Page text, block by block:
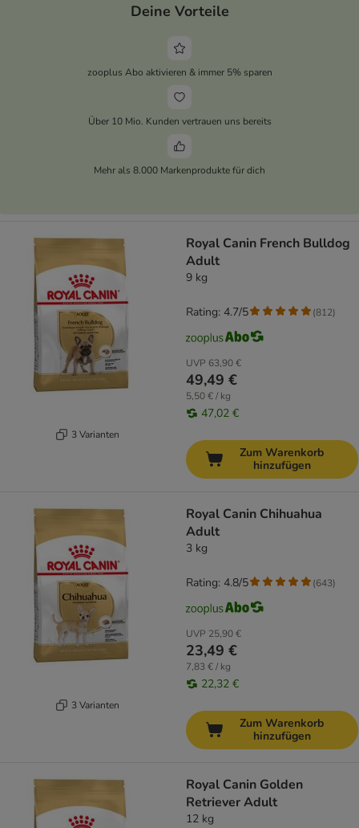
Deine Vorteile
zooplus Abo aktivieren & immer 5% sparen
Über 10 Mio. Kunden vertrauen uns bereits
Mehr als 8.000 Markenprodukte für dich
3 Varianten
Royal Canin French Bulldog
Adult
9 kg
UVP 63,90 €
49,49 €
5,50 € / kg
47,02 €
Rating: 4.7/5 (812)
Zum Warenkorb
hinzufügen
3 Varianten
Royal Canin Chihuahua
Adult
3 kg
UVP 25,90 €
23,49 €
7,83 € / kg
22,32 €
Rating: 4.8/5 (643)
Zum Warenkorb
hinzufügen
Royal Canin Golden
Retriever Adult
12 kg